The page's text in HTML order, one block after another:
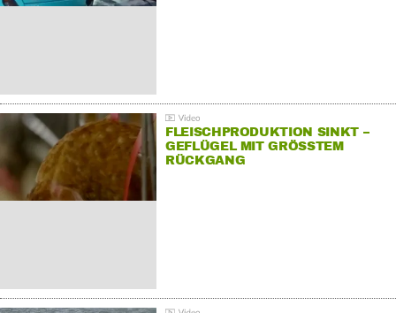
FLEISCHPRODUKTION SINKT –
GEFLÜGEL MIT GRÖSSTEM R
ÜCKGANG